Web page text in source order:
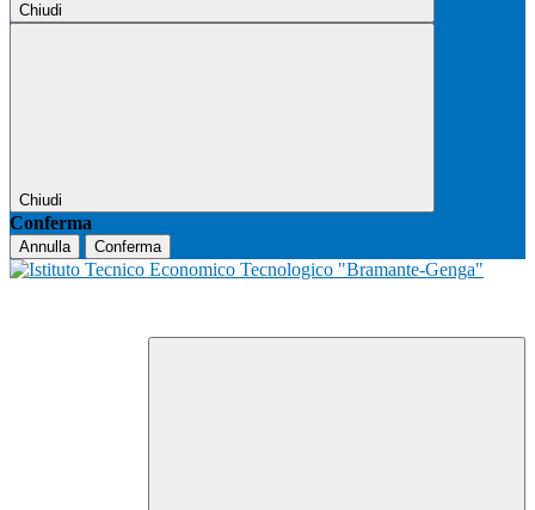
Chiudi
Chiudi
Conferma
Annulla Conferma